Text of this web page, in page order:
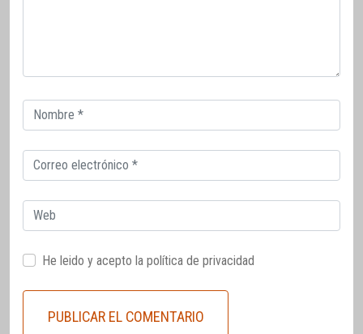
Correo
electrónico
Correo
electrónico
Web
He leido y acepto la política de privacidad